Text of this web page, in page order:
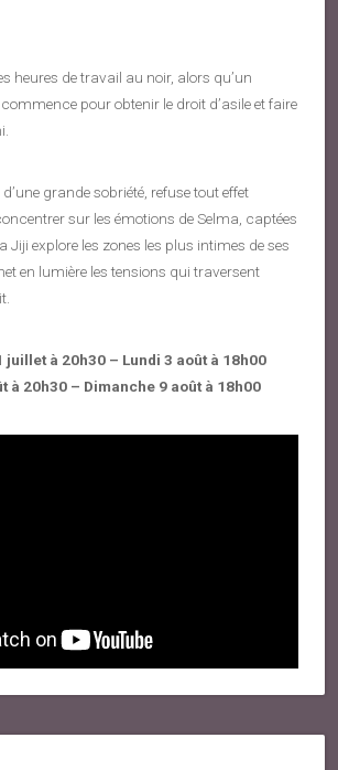
heures de travail au noir, alors qu’un
pour obtenir le droit d’asile et faire
grande sobriété, refuse tout effet
sur les émotions de Selma, captées
Jiji explore les zones les plus intimes de ses
en lumière les tensions qui traversent
juillet à 20h30 – Lundi 3 août à 18h00
à 20h30 – Dimanche 9 août à 18h00